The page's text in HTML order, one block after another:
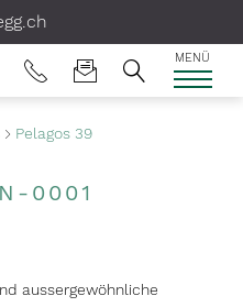
MENÜ
Pelagos 39
0001
aussergewöhnliche